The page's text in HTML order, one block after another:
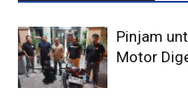
Pinjam
Motor